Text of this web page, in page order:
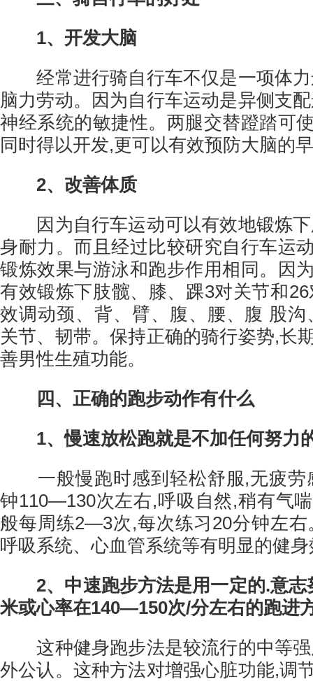
1、开发大脑
经常进行骑自行车不仅是一项体力
脑力劳动。因为自行车运动是异侧支
神经系统的敏捷性。两腿交替蹬踏可
同时得以开发,更可以有效预防大脑的
2、改善体质
因为自行车运动可以有效地锻炼下
身耐力。而且经过比较研究自行车运
锻炼效果与游泳和跑步作用相同。因
有效锻炼下肢髋、膝、踝3对关节和
效调动颈、背、臂、腹、腰、腹 股
关节、韧带。保持正确的骑行姿势,长
善男性生殖功能。
四、正确的跑步动作有什么
1、慢速放松跑就是不加任何努力
一般慢跑时感到轻松舒服,无疲劳
钟110—130次左右,呼吸自然,稍有气
般每周练2—3次,每次练习20分钟左右
呼吸系统、心血管系统等有明显的健
2、中速跑步方法是用一定的.意
米或心率在140—150次/分左右的跑进
这种健身跑步法是较流行的中等强
外公认。这种方法对增强心脏功能,调